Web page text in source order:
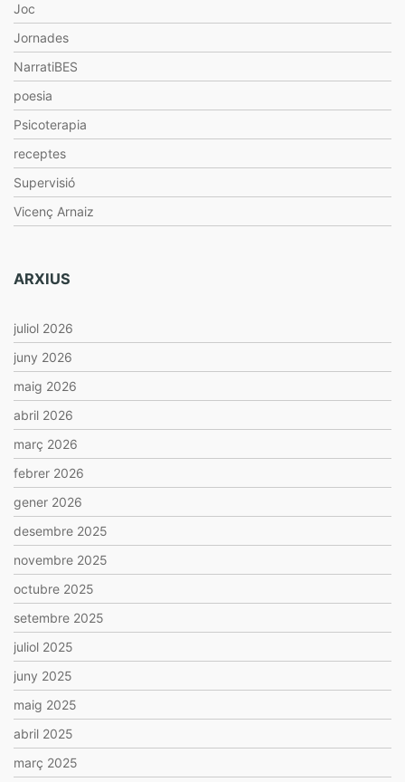
Joc
Jornades
NarratiBES
poesia
Psicoterapia
receptes
Supervisió
Vicenç Arnaiz
ARXIUS
juliol 2026
juny 2026
maig 2026
abril 2026
març 2026
febrer 2026
gener 2026
desembre 2025
novembre 2025
octubre 2025
setembre 2025
juliol 2025
juny 2025
maig 2025
abril 2025
març 2025